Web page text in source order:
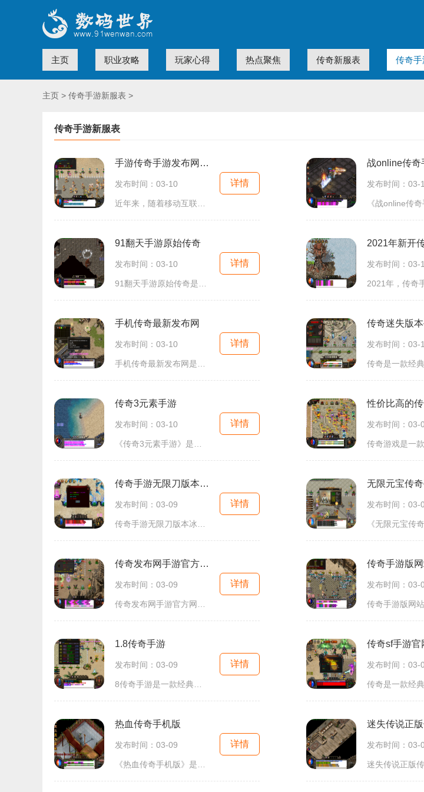
主页 职业攻略 玩家心得 热点聚焦 传奇新服表 传奇
主页 > 传奇手游新服表 >
传奇手游新服表
手游传奇手游发布网新开服
发布时间：03-10 详情 发布时间：03-
91翻天手游原始传奇
发布时间：03-10 详情
2021年新开
发布时间：03-
手机传奇最新发布网
发布时间：03-10 详情
传奇迷失版
发布时间：03-
传奇3元素手游
发布时间：03-10 详情
性价比高的
发布时间：03-
传奇手游无限刀版本冰雪
发布时间：03-09 详情 发布时间：03-
传奇发布网手游官方网站
发布时间：03-09 详情
传奇手游版
发布时间：03-
1.8传奇手游
发布时间：03-09 详情
传奇sf手游官
发布时间：03-
热血传奇手机版
发布时间：03-09 详情
迷失传说正
发布时间：03-